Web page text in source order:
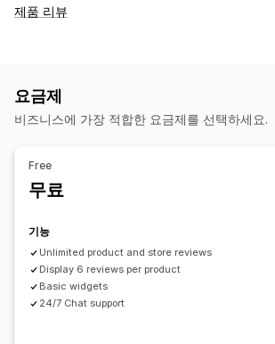
캠페인 유형
템플릿 번역
제품 리뷰
미디어 갤러리
모든 리뷰 페이지
최고의 리뷰 리뷰 하이라이트
리뷰 수집 방법
이메일 요청
가져오기 및 내보내기
자동화 사용자 지정 요청
요금제
비즈니스에 가장 적합한 요금제를 선택하세요.
Free
무료
기능
Unlimited product and store reviews
Display 6 reviews per product
Basic widgets
24/7 Chat support